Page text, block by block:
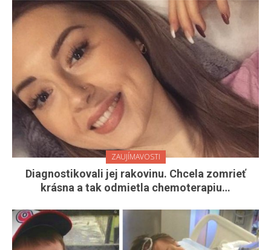
ZAUJÍMAVOSTI
Diagnostikovali jej rakovinu. Chcela zomrieť
krásna a tak odmietla chemoterapiu…